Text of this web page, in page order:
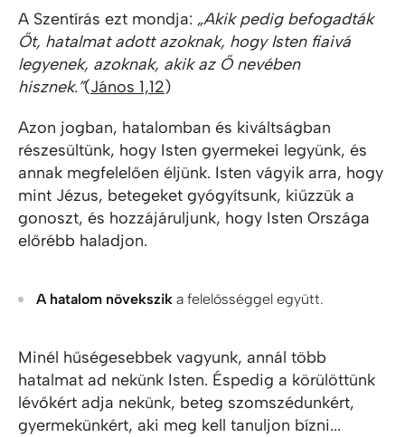
A Szentírás ezt mondja: „Akik pedig befogadták
Őt, hatalmat adott azoknak, hogy Isten fiaivá
legyenek, azoknak, akik az Ő nevében
hisznek.”(János 1,12)
Azon jogban, hatalomban és kiváltságban
részesültünk, hogy Isten gyermekei legyünk, és
annak megfelelően éljünk. Isten vágyik arra, hogy
mint Jézus, betegeket gyógyítsunk, kiűzzük a
gonoszt, és hozzájáruljunk, hogy Isten Országa
előrébb haladjon.
A hatalom növekszik a felelősséggel együtt.
Minél hűségesebbek vagyunk, annál több
hatalmat ad nekünk Isten. Éspedig a körülöttünk
lévőkért adja nekünk, beteg szomszédunkért,
gyermekünkért, aki meg kell tanuljon bízni...